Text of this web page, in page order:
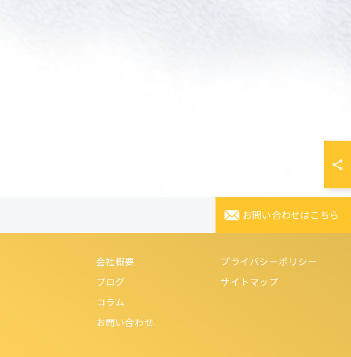
お問い合わせはこちら
会社概要
ブログ
コラム
お問い合わせ
プライバシーポリシー
サイトマップ